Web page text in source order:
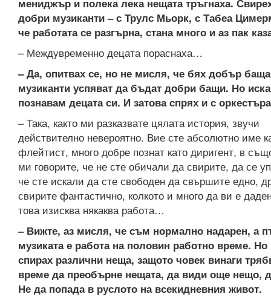
мениджър и полека лека нещата тръгнаха.
добри музиканти – с Трулс Мьорк, с Табеа
че работата се разгърна, стана много и аз пак
– Междувременно децата пораснаха…
– Да, опитвах се, но не мисля, че бях добър
музиканти успяват да бъдат добри бащи. Но
познавам децата си. И затова спрях и с
– Така, както ми разказвате цялата история, звучи
действително невероятно. Вие сте абсолютно име
флейтист, много добре познат като диригент, в
ми говорите, че не сте обичали да свирите, да се
че сте искали да сте свободен да свършите едно,
свирите фантастично, колкото и много да ви е
това изисква някаква работа…
– Вижте, аз мисля, че съм нормално надарен, а
музиката е работа на половин работно време. Но
спирах различни неща, защото човек винаги
време да преобърне нещата, да види още нещо,
Не да попада в руслото на всекидневния живот.